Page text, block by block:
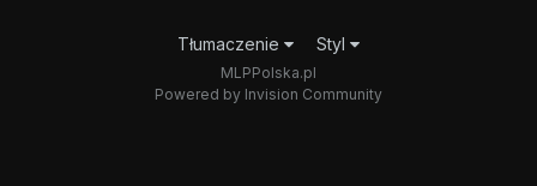
Tłumaczenie Styl
MLPPolska.pl
Powered by Invision Community